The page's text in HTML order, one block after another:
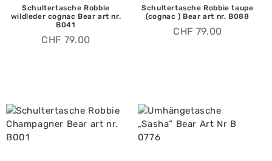
Schultertasche Robbie
wildleder cognac Bear art nr.
B041
CHF 79.00
Schultertasche Robbie taupe
(cognac ) Bear art nr. B088
CHF 79.00